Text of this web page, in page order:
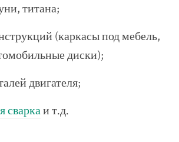
титана;
(каркасы под мебель,
диски);
двигателя;
сваркаи т.д.